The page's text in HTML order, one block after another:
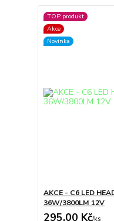
TOP produkt
Akce
Novinka
AKCE - C6 LED
36W/3800LM 12V
295,00 Kč/ks